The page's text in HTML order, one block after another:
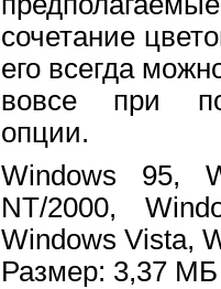
сочетание
его всегда
вовсе при
опции.
Windows 95,
NT/2000,
Windows Vista,
Размер: 3,37 МБ